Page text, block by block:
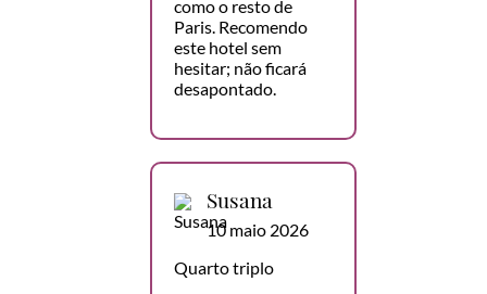
como o resto de
Paris. Recomendo
este hotel sem
hesitar; não ficará
desapontado.
Susana
10 maio 2026
Quarto triplo